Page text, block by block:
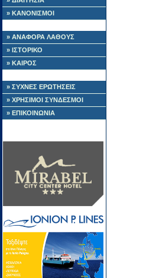
» ΚΑΝΟΝΙΣΜΟΙ
» ΑΝΑΦΟΡΑ ΛΑΘΟΥΣ
» ΙΣΤΟΡΙΚΟ
» ΚΑΙΡΟΣ
» ΣΥΧΝΕΣ ΕΡΩΤΗΣΕΙΣ
» ΧΡΗΣΙΜΟΙ ΣΥΝΔΕΣΜΟΙ
» ΕΠΙΚΟΙΝΩΝΙΑ